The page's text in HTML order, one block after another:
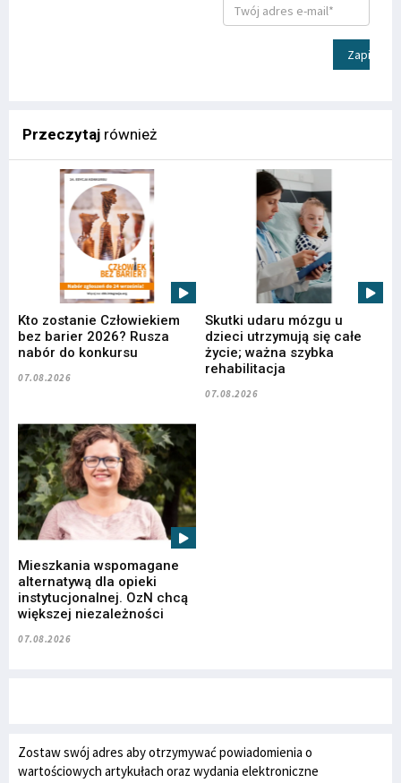
Zapisz
Przeczytaj również
Kto zostanie Człowiekiem
bez barier 2026? Rusza
nabór do konkursu
07.08.2026
Skutki udaru mózgu u
dzieci utrzymują się całe
życie; ważna szybka
rehabilitacja
07.08.2026
Mieszkania wspomagane
alternatywą dla opieki
instytucjonalnej. OzN chcą
większej niezależności
07.08.2026
Zostaw swój adres aby otrzymywać powiadomienia o
wartościowych artykułach oraz wydania elektroniczne